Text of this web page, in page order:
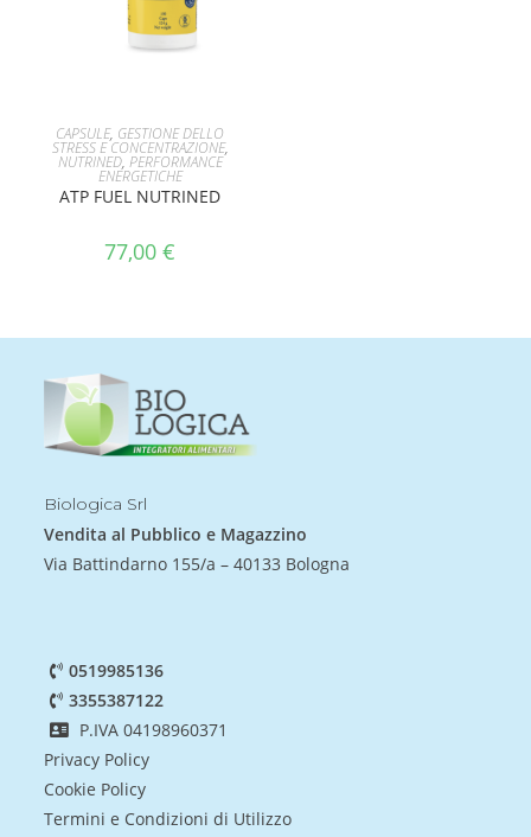
AGGIUNGI AL CARRELLO
CAPSULE, GESTIONE DELLO
STRESS E CONCENTRAZIONE,
NUTRINED, PERFORMANCE
ENERGETICHE
ATP FUEL NUTRINED
77,00€
Biologica Srl
Vendita al Pubblico e Magazzino
Via Battindarno 155/a – 40133 Bologna
0519985136
3355387122
P.IVA 04198960371
Privacy Policy
Cookie Policy
Termini e Condizioni di Utilizzo